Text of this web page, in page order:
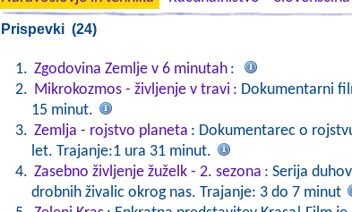
Prispevki (24)
Zgodovina Zemlje v 6 minutah :
Mikrokozmos - življenje v travi : Dokumentarni
15 minut.
Zemlja - rojstvo planeta : Dokumentarec o
let. Trajanje:1 ura 31 minut.
Zasebno življenje žuželk - 2. sezona : Serija
drobnih živalic okrog nas. Trajanje: 3 do 7 minut